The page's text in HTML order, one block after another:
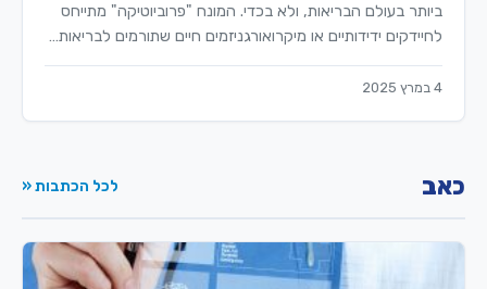
ביותר בעולם הבריאות, ולא בכדי. המונח "פרוביוטיקה" מתייחס
לחיידקים ידידותיים או מיקרואורגניזמים חיים שתורמים לבריאות…
4 במרץ 2025
כאב לכל הכתבות «